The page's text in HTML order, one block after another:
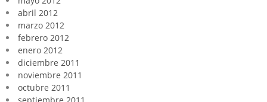
abril 2012
marzo 2012
febrero 2012
enero 2012
diciembre 2011
noviembre 2011
octubre 2011